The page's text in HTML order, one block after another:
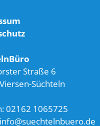
Straße 6
Süchteln
02162 1065725